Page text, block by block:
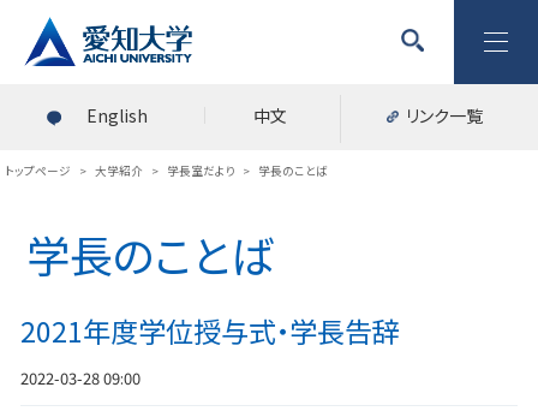
English 中文 リンク一覧
トップページ > 大学紹介 > 学長室だより > 学長のことば
学長のことば
2021年度学位授与式・学長告辞
2022-03-28 09:00